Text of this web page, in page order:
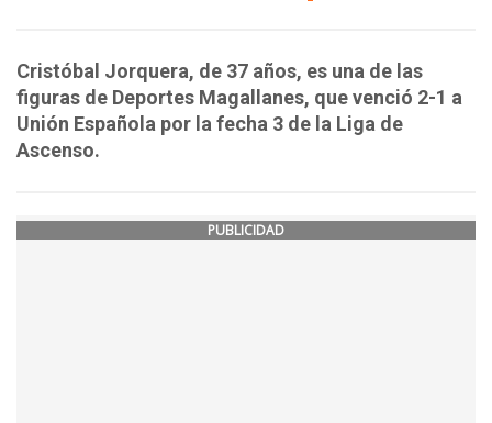
Cristóbal Jorquera, de 37 años, es una de las
figuras de Deportes Magallanes, que venció 2-1 a
Unión Española por la fecha 3 de la Liga de
Ascenso.
PUBLICIDAD